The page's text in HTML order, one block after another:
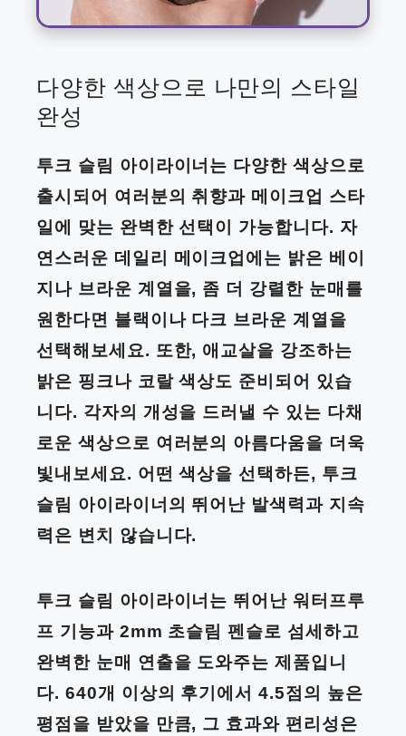
다양한 색상으로 나만의 스타일
완성
투크 슬림 아이라이너는 다양한 색상으로
출시되어 여러분의 취향과 메이크업 스타
일에 맞는 완벽한 선택이 가능합니다. 자
연스러운 데일리 메이크업에는 밝은 베이
지나 브라운 계열을, 좀 더 강렬한 눈매를
원한다면 블랙이나 다크 브라운 계열을
선택해보세요. 또한, 애교살을 강조하는
밝은 핑크나 코랄 색상도 준비되어 있습
니다. 각자의 개성을 드러낼 수 있는 다채
로운 색상으로 여러분의 아름다움을 더욱
빛내보세요. 어떤 색상을 선택하든, 투크
슬림 아이라이너의 뛰어난 발색력과 지속
력은 변치 않습니다.
투크 슬림 아이라이너는 뛰어난 워터프루
프 기능과 2mm 초슬림 펜슬로 섬세하고
완벽한 눈매 연출을 도와주는 제품입니
다. 640개 이상의 후기에서 4.5점의 높은
평점을 받았을 만큼, 그 효과와 편리성은